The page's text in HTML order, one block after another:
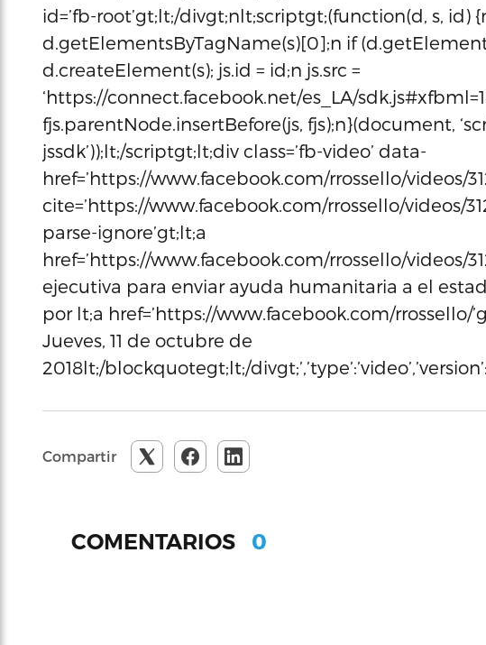
id=’fb-root’gt;lt;/divgt;nlt;scriptgt;(function(d, s, id)
d.getElementsByTagName(s)[0];n if
d.createElement(s); js.id = id;n js.src =
‘https://connect.facebook.net/es_LA/
fjs.parentNode.insertBefore(js, fjs);n}(document,
jssdk’));lt;/scriptgt;lt;div class=’fb-video’ data-
href=’https://www.facebook.com/rrossello/videos/
cite=’https://www.facebook.com/rrossello/videos/
parse-ignore’gt;lt;a
href=’https://www.facebook.com/rrossello/videos/
ejecutiva para enviar ayuda humanitaria a el
por lt;a href=’https://www.facebook.com/rrossello/
Jueves, 11 de octubre de
2018lt;/blockquotegt;lt;/
Compartir
COMENTARIOS 0